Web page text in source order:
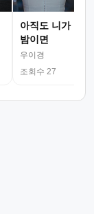
아직도 니가 그
밤이면
우이경
조회수 27